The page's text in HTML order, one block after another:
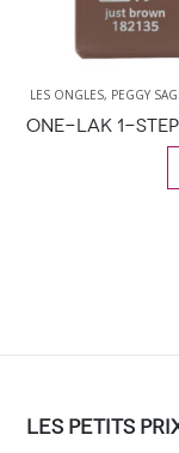
LES ONGLES, PEGGY
LES PETITS